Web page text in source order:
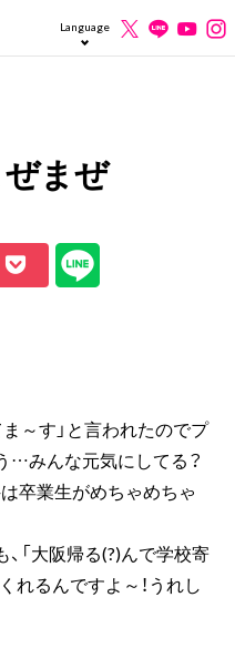
Language
ぜまぜ
～す」と言われたのでプ
…みんな元気にしてる？
卒業生がめちゃめちゃ
「大阪帰る(?)んで学校寄
れるんですよ～！うれし